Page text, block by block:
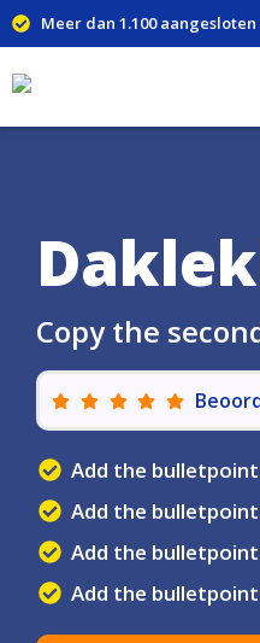
Meer dan 1.100
Copy the
Add the
Add the
Add the
Add the